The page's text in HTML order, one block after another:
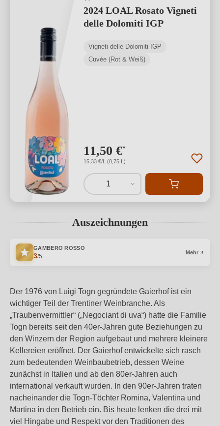
2024 LOAL Rosato Vigneti
delle Dolomiti IGP
Vigneti delle Dolomiti IGP
Cuvée (Rot & Weiß)
11,50 €*
15,33 €/L (0,75 L)
1
Auszeichnungen
GAMBERO ROSSO
3/5
Mehr
Der 1976 von Luigi Togn gegründete Gaierhof ist ein
wichtiger Teil der Trentiner Weinbranche. Als
„Traubenvermittler“ („Negociant di uva“) hatte die Familie
Togn bereits seit den 40er-Jahren gute Beziehungen zu
den Winzern der Region aufgebaut und mehrere kleinere
Kellereien eröffnet. Der Gaierhof entwickelte sich rasch
zum bedeutenden Weinbaubetrieb, dessen Weine
zunächst in Italien und ab den 80er-Jahren auch
international verkauft wurden. In den 90er-Jahren traten
nacheinander die Togn-Töchter Romina, Valentina und
Martina in den Betrieb ein. Bis heute lenken die drei mit
viel Hingabe und Respekt vor den Traditionen des